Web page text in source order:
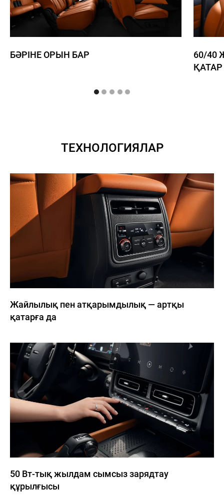
БӘРІНЕ ОРЫН БАР
60/40
ТЕХНОЛОГИЯЛАР
Жайлылық пен атқарымдылық — артқы
қатарға да
50 Вт-тық жылдам сымсыз зарядтау
құрылғысы